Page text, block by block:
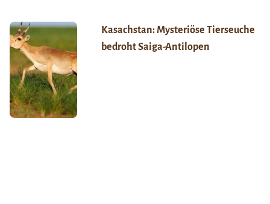
Kasachstan: Mysteriöse Tierseuche
bedroht Saiga-Antilopen